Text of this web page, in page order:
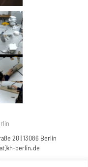
20 | 13086 Berlin
berlin.de